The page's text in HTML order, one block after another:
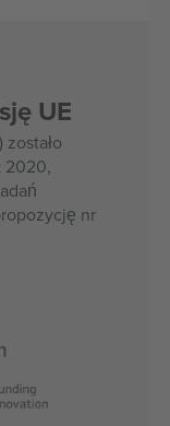
UE
2020,
nr